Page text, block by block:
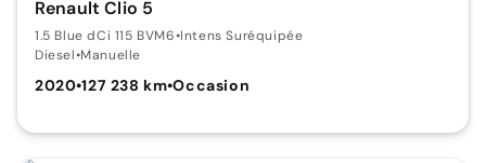
Renault Clio 5
1.5 Blue dCi 115 BVM6•Intens Suréquipée
Diesel•Manuelle
2020•127 238 km•Occasion